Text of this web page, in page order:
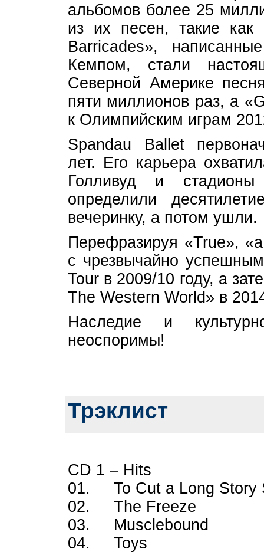
альбомов более 25
из их песен, такие
Barricades»,
Кемпом, стали
Северной Америке
пяти миллионов раз, а
к Олимпийским играм
Spandau Ballet
лет. Его карьера
Голливуд и
определили
вечеринку, а потом ушли.
Перефразируя «True»,
с чрезвычайно
Tour в 2009/10 году, а
The Western World» в
Наследие и
неоспоримы!
Трэклист
CD 1 – Hits
01. To Cut a Long
02. The Freeze
03. Musclebound
04. Toys